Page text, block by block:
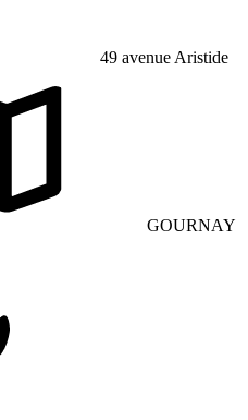
49 avenue Aristide
GOURNAY